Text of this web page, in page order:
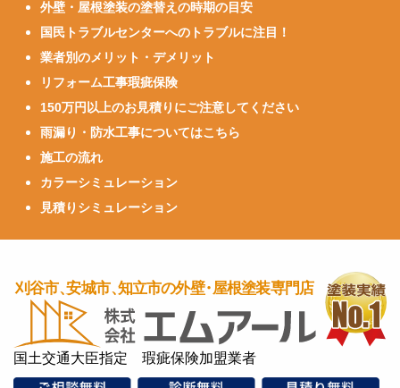
外壁・屋根塗装の塗替えの時期の目安
国民トラブルセンターへのトラブルに注目！
業者別のメリット・デメリット
リフォーム工事瑕疵保険
150万円以上のお見積りにご注意してください
雨漏り・防水工事についてはこちら
施工の流れ
カラーシミュレーション
見積りシミュレーション
国土交通大臣指定 瑕疵保険加盟業者